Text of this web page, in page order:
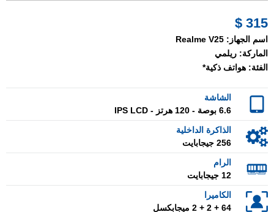
315 $
اسم الجهاز: Realme V25
الماركة: ريلمي
الفئة: هواتف ذكية*
الشاشة
6.6 بوصة - 120 هرتز - IPS LCD
الذاكرة الداخلية
256 جيجابايت
الرام
12 جيجابايت
الكاميرا
64 + 2 + 2 ميجابكسل